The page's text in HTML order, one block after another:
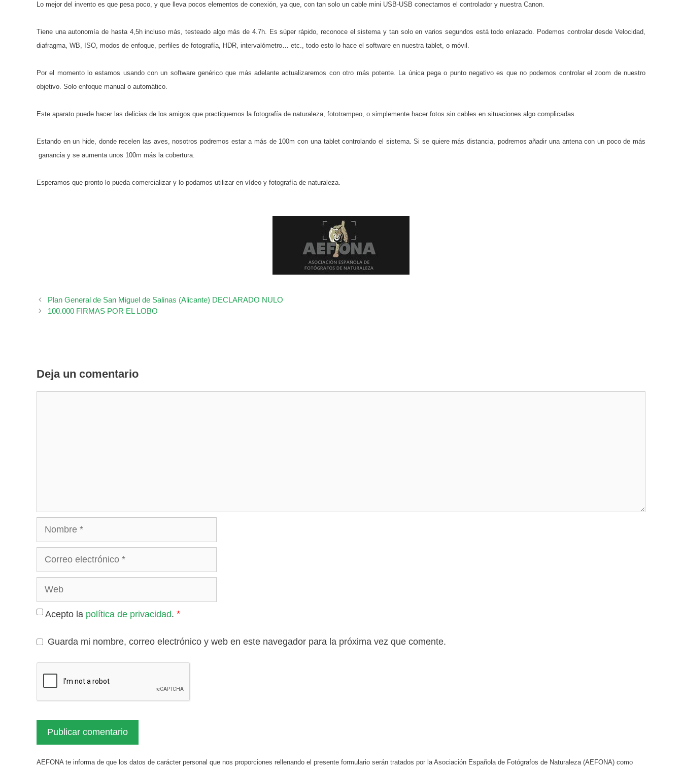
Lo mejor del invento es que pesa poco, y que lleva pocos elementos de conexión, ya que, con tan solo un cable mini USB-USB conectamos el controlador y nuestra Canon.
Tiene una autonomía de hasta 4,5h incluso más, testeado algo más de 4.7h. Es súper rápido, reconoce el sistema y tan solo en varios segundos está todo enlazado. Podemos controlar desde Velocidad,
diafragma, WB, ISO, modos de enfoque, perfiles de fotografía, HDR, intervalómetro… etc., todo esto lo hace el software en nuestra tablet, o móvil.
Por el momento lo estamos usando con un software genérico que más adelante actualizaremos con otro más potente. La única pega o punto negativo es que no podemos controlar el zoom de nuestro
objetivo. Solo enfoque manual o automático.
Este aparato puede hacer las delicias de los amigos que practiquemos la fotografía de naturaleza, fototrampeo, o simplemente hacer fotos sin cables en situaciones algo complicadas.
Estando en un hide, donde recelen las aves, nosotros podremos estar a más de 100m con una tablet controlando el sistema. Si se quiere más distancia, podremos añadir una antena con un poco de más
ganancia y se aumenta unos 100m más la cobertura.
Esperamos que pronto lo pueda comercializar y lo podamos utilizar en vídeo y fotografía de naturaleza.
Plan General de San Miguel de Salinas (Alicante) DECLARADO NULO
100.000 FIRMAS POR EL LOBO
Deja un comentario
Acepto la política de privacidad. *
Guarda mi nombre, correo electrónico y web en este navegador para la próxima vez que comente.
AEFONA te informa de que los datos de carácter personal que nos proporciones rellenando el presente formulario serán tratados por la Asociación Española de Fotógrafos de Naturaleza (AEFONA) como